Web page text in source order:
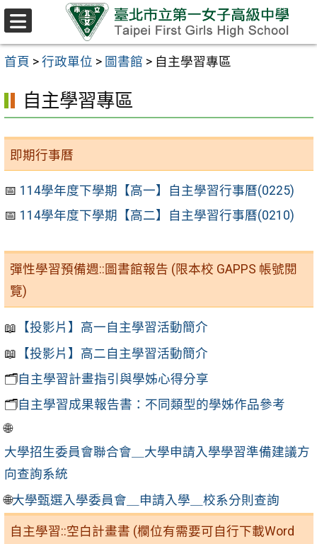
跳至主要內容區
首頁 > 行政單位 > 圖書館 > 自主學習專區
自主學習專區
即期行事曆
📅 114學年度下學期【高一】自主學習行事曆(0225)
📅 114學年度下學期【高二】自主學習行事曆(0210)
彈性學習預備週::圖書館報告 (限本校 GAPPS 帳號閱
覽)
📖 【投影片】高一自主學習活動簡介
📖 【投影片】高二自主學習活動簡介
🗂️自主學習計畫指引與學姊心得分享
🗂️自主學習成果報告書：不同類型的學姊作品參考
🌐
大學招生委員會聯合會＿大學申請入學學習準備建議方
向查詢系統
🌐大學甄選入學委員會＿申請入學＿校系分則查詢
自主學習::空白計畫書 (欄位有需要可自行下載Word
選
單